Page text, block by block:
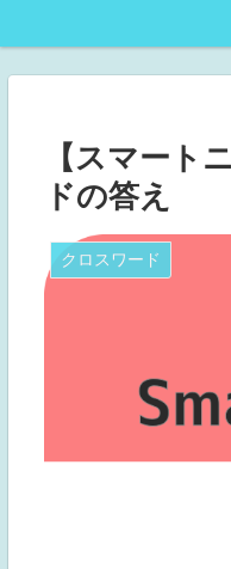
【スマート
ドの答え
クロスワード